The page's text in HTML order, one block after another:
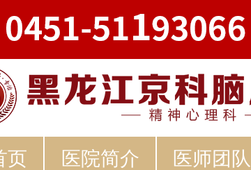
页 医院简介 医师团队